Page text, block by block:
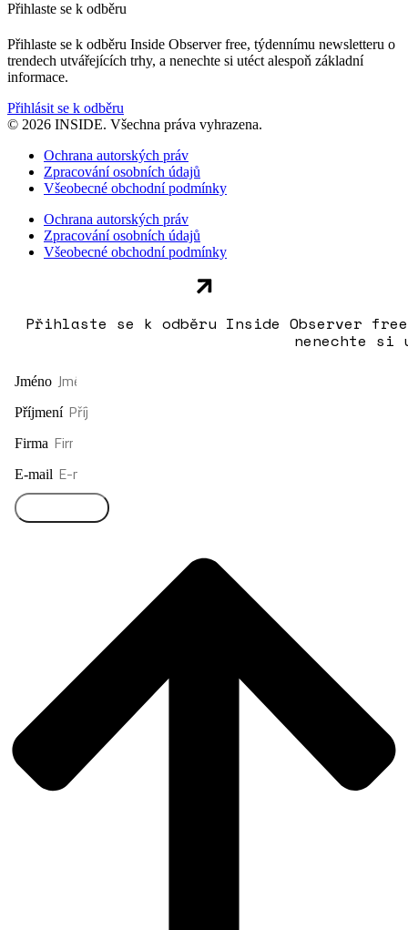
Přihlaste se k odběru
Přihlaste se k odběru Inside Observer free, týdennímu newsletteru o
trendech utvářejících trhy, a nenechte si utéct alespoň základní
informace.
Přihlásit se k odběru
© 2026 INSIDE. Všechna práva vyhrazena.
Ochrana autorských práv
Zpracování osobních údajů
Všeobecné obchodní podmínky
Ochrana autorských práv
Zpracování osobních údajů
Všeobecné obchodní podmínky
Přihlaste se k odběru Inside Observer
nenechte si
Jméno
Příjmení
Firma
E-mail